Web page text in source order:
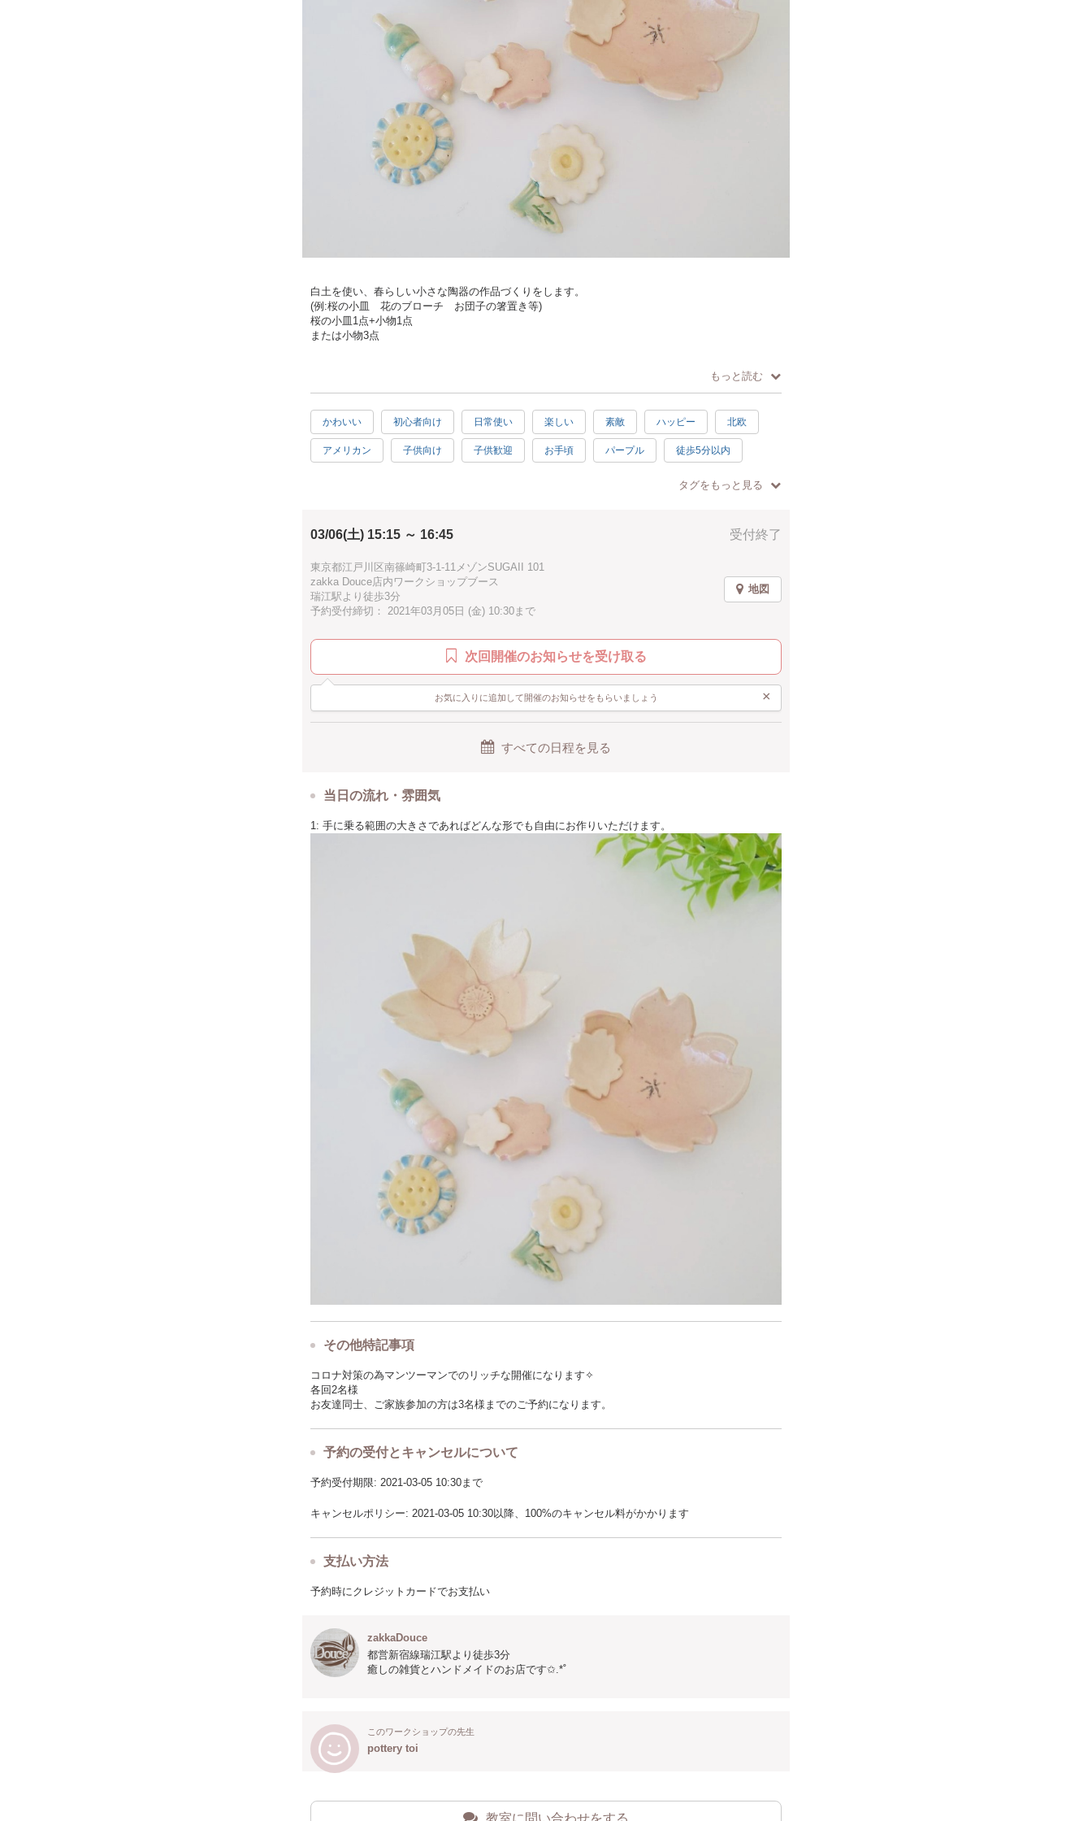
白土を使い、春らしい小さな陶器の作品づくりをします。
(例:桜の小皿 花のブローチ お団子の箸置き等)
桜の小皿1点+小物1点
または小物3点
講師が指定された色(ピンク、緑、水色、黄色、白)をおつけし焼成した後お渡しいたします。
ブローチやヘアゴムのご希望の際は金具も取り付けてお渡しいたします。
お渡しまで7日ほどかかります。
ご予約お待ちしております⸜❤︎⸝‍
もっと読む
かわいい 初心者向け 日常使い 楽しい 素敵 ハッピー 北欧
アメリカン 子供向け 子供歓迎 お手頃 パープル 徒歩5分以内
プレゼント
ホワイト ゴールド
ナチュラル
タグをもっと見る
受付終了
03/06(土) 15:15 ～ 16:45
東京都江戸川区南篠崎町3-1-11メゾンSUGAII 101
zakka Douce店内ワークショップブース
瑞江駅より徒歩3分
予約受付締切： 2021年03月05日 (金) 10:30まで
地図
次回開催のお知らせを受け取る
お気に入りに追加して開催のお知らせをもらいましょう ×
すべての日程を見る
当日の流れ・雰囲気
1: 手に乗る範囲の大きさであればどんな形でも自由にお作りいただけます。
その他特記事項
コロナ対策の為マンツーマンでのリッチな開催になります✧︎
各回2名様
お友達同士、ご家族参加の方は3名様までのご予約になります。
予約の受付とキャンセルについて
予約受付期限: 2021-03-05 10:30まで
キャンセルポリシー: 2021-03-05 10:30以降、100%のキャンセル料がかかります
支払い方法
予約時にクレジットカードでお支払い
zakkaDouce
都営新宿線瑞江駅より徒歩3分
癒しの雑貨とハンドメイドのお店です✩.*˚
このワークショップの先生
pottery toi
教室に問い合わせをする